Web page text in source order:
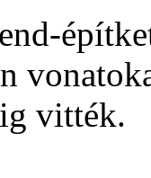
vitték.